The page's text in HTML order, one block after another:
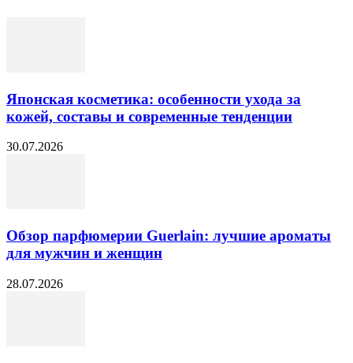
Японская косметика: особенности ухода за
кожей, составы и современные тенденции
30.07.2026
Обзор парфюмерии Guerlain: лучшие ароматы
для мужчин и женщин
28.07.2026